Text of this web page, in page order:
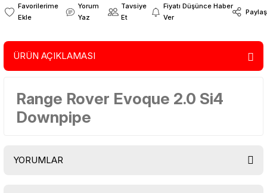
Yorum
Yaz
Tavsiye
Et
Fiyatı Düşünce Haber
Ver
Paylaş
ÜRÜN AÇIKLAMASI
Range Rover Evoque 2.0 Si4
Downpipe
YORUMLAR